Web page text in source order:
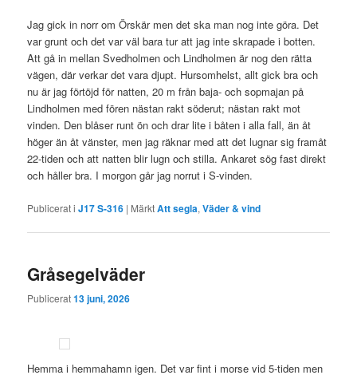
Jag gick in norr om Örskär men det ska man nog inte göra. Det
var grunt och det var väl bara tur att jag inte skrapade i botten.
Att gå in mellan Svedholmen och Lindholmen är nog den rätta
vägen, där verkar det vara djupt. Hursomhelst, allt gick bra och
nu är jag förtöjd för natten, 20 m från baja- och sopmajan på
Lindholmen med fören nästan rakt söderut; nästan rakt mot
vinden. Den blåser runt ön och drar lite i båten i alla fall, än åt
höger än åt vänster, men jag räknar med att det lugnar sig framåt
22-tiden och att natten blir lugn och stilla. Ankaret sög fast direkt
och håller bra. I morgon går jag norrut i S-vinden.
Publicerat i J17 S-316 | MärktAtt segla,Väder & vind
Gråsegelväder
Publicerat13 juni, 2026
Hemma i hemmahamn igen. Det var fint i morse vid 5-tiden men